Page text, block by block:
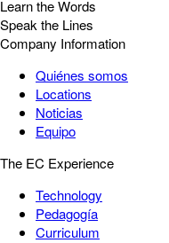
Learn the Words
Speak the Lines
Company Information
Quiénes somos
Locations
Noticias
Equipo
The EC Experience
Technology
Pedagogía
Curriculum